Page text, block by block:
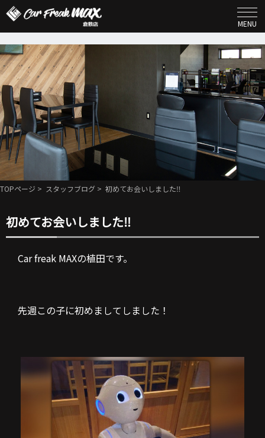
MENU
TOPページ > スタッフブログ > 初めてお会いしました‼︎
初めてお会いしました‼︎
Car freak MAXの植田です。
先週この子に初めましてしました！